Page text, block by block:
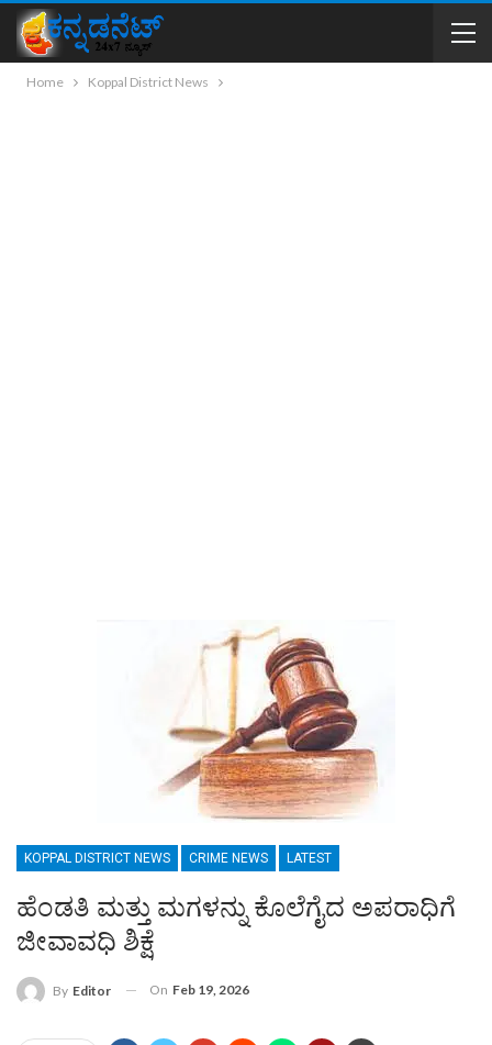
Home Koppal District News
KOPPAL DISTRICT NEWS CRIME NEWS LATEST
ಹೆಂಡತಿ ಮತ್ತು ಮಗಳನ್ನು ಕೊಲೆಗೈದ ಅಪರಾಧಿಗೆ
ಜೀವಾವಧಿ ಶಿಕ್ಷೆ
By Editor On Feb 19, 2026